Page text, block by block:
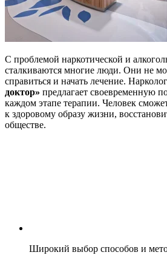
С проблемой наркотической и
сталкиваются многие люди. Они не
справиться и начать лечение.
доктор» предлагает своевременную
каждом этапе терапии. Человек
к здоровому образу жизни,
обществе.
Широкий выбор способов и